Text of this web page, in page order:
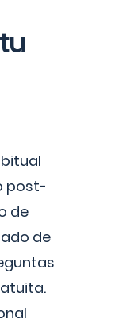
post-
de
de